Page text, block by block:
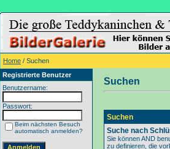
Home / Suchen
Registrierte Benutzer
Benutzername:
Passwort:
Beim nächsten Besuch
automatisch anmelden?
Suchen
Suchen
Suche nach
Sie können AND
zu definieren, die